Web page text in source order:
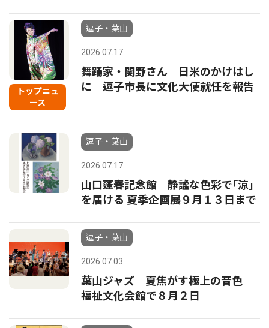
トップニュ
ース
逗子・葉山
2026.07.17
舞踊家・関野さん 日米のかけはし
に 逗子市長に文化大使就任を報告
逗子・葉山
2026.07.17
山口蓬春記念館 静謐な色彩で｢涼｣
を届ける 夏季企画展９月１３日まで
逗子・葉山
2026.07.03
葉山ジャズ 夏焦がす極上の音色
福祉文化会館で８月２日